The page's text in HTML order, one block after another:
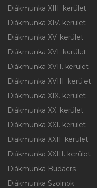
Diákmunka XIII. kerület
Diákmunka XIV. kerület
Diákmunka XV. kerület
Diákmunka XVI. kerület
Diákmunka XVII. kerület
Diákmunka XVIII. kerület
Diákmunka XIX. kerület
Diákmunka XX. kerület
Diákmunka XXI. kerület
Diákmunka XXII. kerület
Diákmunka XXIII. kerület
Diákmunka Budaörs
Diákmunka Szolnok